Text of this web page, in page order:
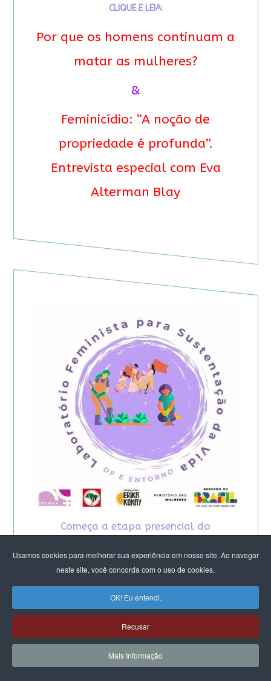
Usamos cookies para melhorar sua experiência em nosso site. Ao navegar
neste site, você concorda com o uso de cookies.
OK! Eu entendi.
Recusar
Mais Informação
CLIQUE E LEIA:
Por que os homens continuam a
matar as mulheres?
&
Feminicídio: “A noção de
propriedade é profunda”.
Entrevista especial com Eva
Alterman Blay
Começa a etapa presencial do
2026